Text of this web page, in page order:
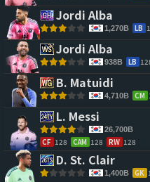
Jordi Alba
1,270B LB
Jordi Alba
938B LB
B. Matuidi
4,710B CM
L. Messi
26,700B
CF 128 CAM 128 RW 128
D. St. Clair
1,400B GK